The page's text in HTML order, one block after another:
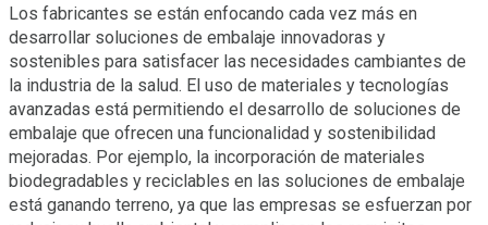
Los fabricantes se están enfocando cada vez más en
desarrollar soluciones de embalaje innovadoras y
sostenibles para satisfacer las necesidades cambiantes de
la industria de la salud. El uso de materiales y tecnologías
avanzadas está permitiendo el desarrollo de soluciones de
embalaje que ofrecen una funcionalidad y sostenibilidad
mejoradas. Por ejemplo, la incorporación de materiales
biodegradables y reciclables en las soluciones de embalaje
está ganando terreno, ya que las empresas se esfuerzan por